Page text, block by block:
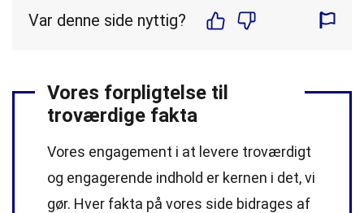
Var denne side nyttig?
Vores forpligtelse til
troværdige fakta
Vores engagement i at levere troværdigt
og engagerende indhold er kernen i det, vi
gør. Hver fakta på vores side bidrages af